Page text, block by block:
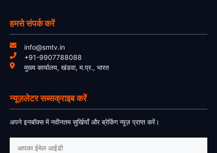
हमसे संपर्क करें
info@smtv.in
+91-9907788088
मुख्य कार्यालय, खंडवा, म.प्र., भारत
न्यूज़लेटर सब्सक्राइब करें
अपने इनबॉक्स में नवीनतम सुर्खियाँ और ब्रेकिंग न्यूज़ प्राप्त करें।